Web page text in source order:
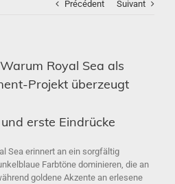
Précédent Suivant
Royal Sea als
Projekt überzeugt
erste Eindrücke
Sea erinnert an ein sorgfältig
Farbtöne dominieren, die an
goldene Akzente an erlesene